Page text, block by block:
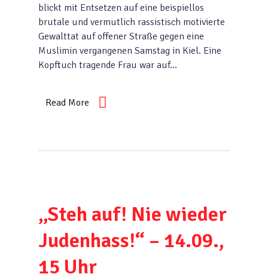
blickt mit Entsetzen auf eine beispiellos
brutale und vermutlich rassistisch motivierte
Gewalttat auf offener Straße gegen eine
Muslimin vergangenen Samstag in Kiel. Eine
Kopftuch tragende Frau war auf…
Read More
„Steh auf! Nie wieder
Judenhass!“ – 14.09.,
15 Uhr